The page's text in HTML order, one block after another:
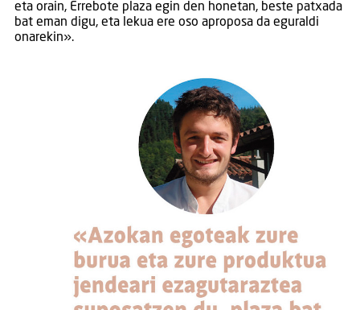
eta orain, Errebote plaza egin den honetan, beste patxada
bat eman digu, eta lekua ere oso aproposa da eguraldi
onarekin».